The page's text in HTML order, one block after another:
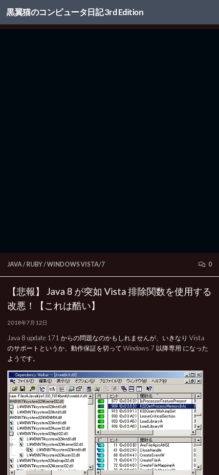
コンテンツへスキップ
黒翼猫のコンピュータ日記 3rd Edition
JAVA / RUBY/WINDOWS VISTA/7 0
【悲報】 Java 8 が突如 Vista 排除関数を使用する
改悪！【これは酷い】
2018年7月12日
Java 8 update 171 からの問題なのかもしれませんが、いきなり Vista
のサポートというか、動作保証を切って Windows 7 以降専用 になった
ようです。